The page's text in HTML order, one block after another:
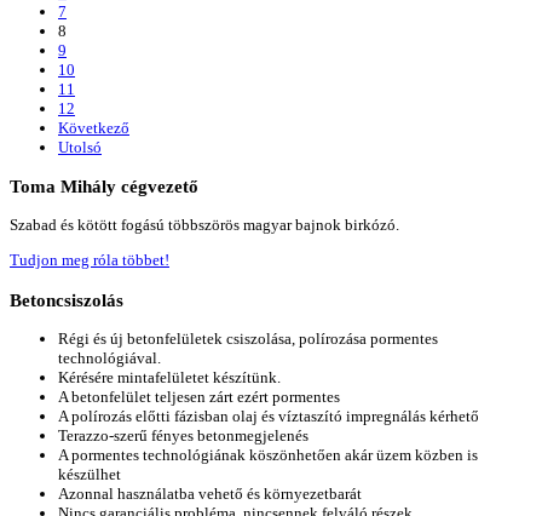
7
8
9
10
11
12
Következő
Utolsó
Toma Mihály cégvezető
Szabad és kötött fogású többszörös magyar bajnok birkózó.
Tudjon meg róla többet!
Betoncsiszolás
Régi és új betonfelületek csiszolása, polírozása pormentes
technológiával.
Kérésére mintafelületet készítünk.
A betonfelület teljesen zárt ezért pormentes
A polírozás előtti fázisban olaj és víztaszító impregnálás kérhető
Terazzo-szerű fényes betonmegjelenés
A pormentes technológiának köszönhetően akár üzem közben is
készülhet
Azonnal használatba vehető és környezetbarát